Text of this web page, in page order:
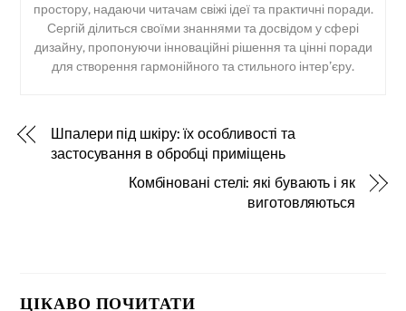
простору, надаючи читачам свіжі ідеї та практичні поради.
Сергій ділиться своїми знаннями та досвідом у сфері
дизайну, пропонуючи інноваційні рішення та цінні поради
для створення гармонійного та стильного інтер’єру.
Шпалери під шкіру: їх особливості та
застосування в обробці приміщень
Комбіновані стелі: які бувають і як
виготовляються
ЦІКАВО ПОЧИТАТИ